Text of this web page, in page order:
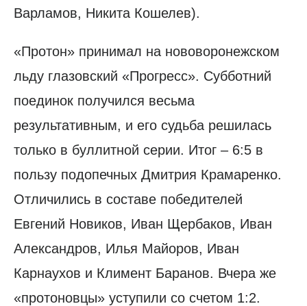
Варламов, Никита Кошелев).
«Протон» принимал на нововоронежском
льду глазовский «Прогресс». Субботний
поединок получился весьма
результативным, и его судьба решилась
только в буллитной серии. Итог – 6:5 в
пользу подопечных Дмитрия Крамаренко.
Отличились в составе победителей
Евгений Новиков, Иван Щербаков, Иван
Александров, Илья Майоров, Иван
Карнаухов и Климент Баранов. Вчера же
«протоновцы» уступили со счетом 1:2.